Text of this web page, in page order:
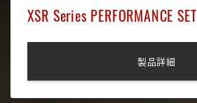
XSR Series PERFORMANCE SET
製品詳細